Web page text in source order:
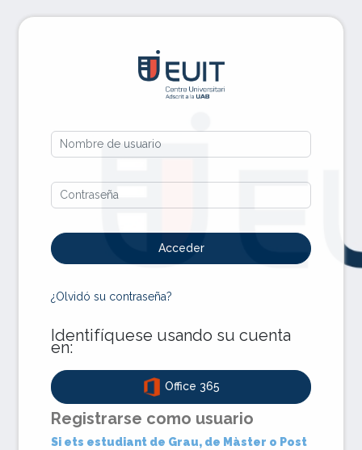
Entrar a
Nombre de usuario
Contraseña
Acceder
¿Olvidó su contraseña?
Identifíquese usando su cuenta
en:
Office 365
Registrarse como usuario
Si ets estudiant de Grau, de Màster o Post